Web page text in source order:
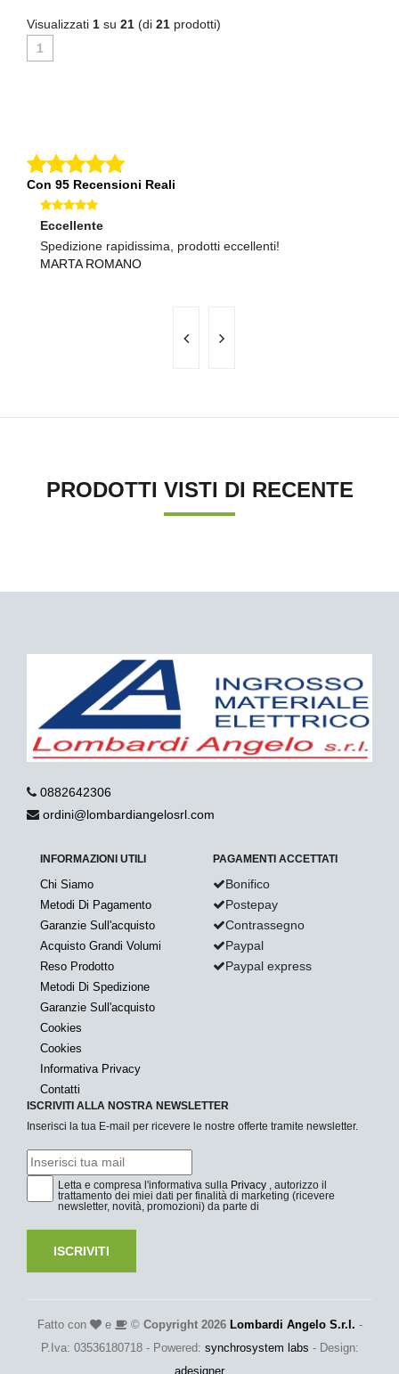
Visualizzati 1 su 21 (di 21 prodotti)
1
Con 95 Recensioni Reali
Eccellente
Spedizione rapidissima, prodotti eccellenti!
MARTA ROMANO
PRODOTTI VISTI DI RECENTE
0882642306
ordini@lombardiangelosrl.com
INFORMAZIONI UTILI
Chi Siamo
Metodi Di Pagamento
Garanzie Sull'acquisto
Acquisto Grandi Volumi
Reso Prodotto
Metodi Di Spedizione
Garanzie Sull'acquisto
Cookies
Cookies
Informativa Privacy
Contatti
PAGAMENTI ACCETTATI
Bonifico
Postepay
Contrassegno
Paypal
Paypal express
ISCRIVITI ALLA NOSTRA NEWSLETTER
Inserisci la tua E-mail per ricevere le nostre offerte tramite newsletter.
Letta e compresa l'informativa sulla Privacy , autorizzo il
trattamento dei miei dati per finalità di marketing (ricevere
newsletter, novità, promozioni) da parte di
ISCRIVITI
Fatto con e © Copyright 2026 Lombardi Angelo S.r.l. -
P.Iva: 03536180718 - Powered: synchrosystem labs - Design:
adesigner